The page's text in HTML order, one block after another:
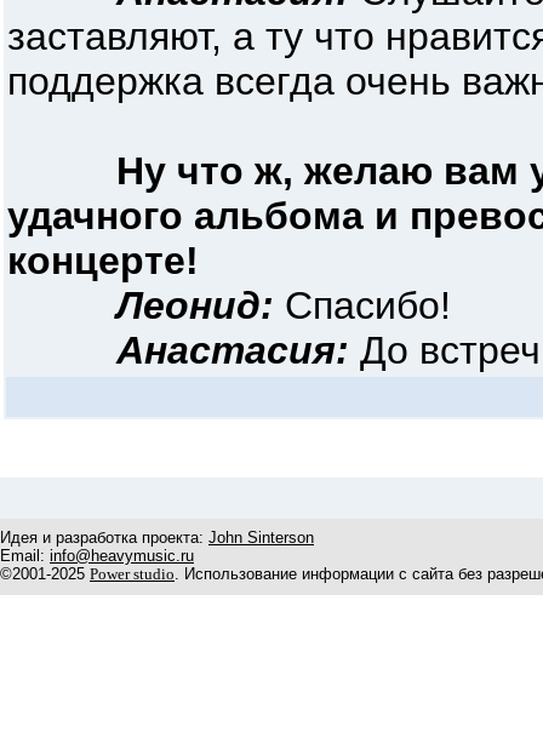
заставляют, а ту что
поддержка всегда очень
Ну что ж, желаю вам
удачного альбома и
концерте!
Леонид: Спасибо!
Анастасия: До
Идея и разработка проекта: John Sinterson
Email: info@heavymusic.ru
©2001-2025 Power studio. Использование информации с сайта без